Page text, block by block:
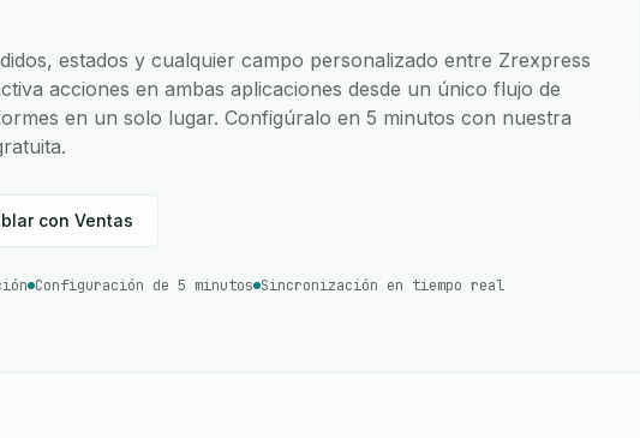
estados y cualquier campo personalizado entre Zrexpress
acciones en ambas aplicaciones desde un único flujo de
en un solo lugar. Configúralo en 5 minutos con nuestra
con Ventas
Configuración de 5 minutos Sincronización en tiempo real